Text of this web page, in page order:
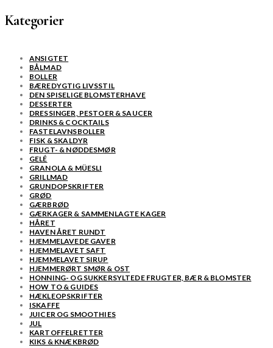
Kategorier
ANSIGTET
BÅLMAD
BOLLER
BÆREDYGTIG LIVSSTIL
DEN SPISELIGE BLOMSTERHAVE
DESSERTER
DRESSINGER, PESTOER & SAUCER
DRINKS & COCKTAILS
FASTELAVNSBOLLER
FISK & SKALDYR
FRUGT- & NØDDESMØR
GELÉ
GRANOLA & MÜESLI
GRILLMAD
GRUNDOPSKRIFTER
GRØD
GÆRBRØD
GÆRKAGER & SAMMENLAGTE KAGER
HÅRET
HAVEN ÅRET RUNDT
HJEMMELAVEDE GAVER
HJEMMELAVET SAFT
HJEMMELAVET SIRUP
HJEMMERØRT SMØR & OST
HONNING- OG SUKKERSYLTEDE FRUGTER, BÆR & BLOMSTER
HOW TO & GUIDES
HÆKLEOPSKRIFTER
ISKAFFE
JUICER OG SMOOTHIES
JUL
KARTOFFELRETTER
KIKS & KNÆKBRØD